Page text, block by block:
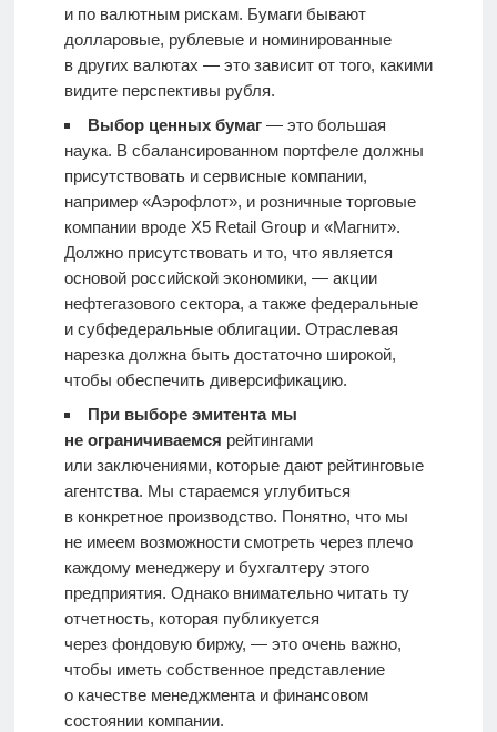
и по валютным рискам. Бумаги бывают
долларовые, рублевые и номинированные
в других валютах — это зависит от того, какими
видите перспективы рубля.
Выбор ценных бумаг — это большая
наука. В сбалансированном портфеле должны
присутствовать и сервисные компании,
например «Аэрофлот», и розничные торговые
компании вроде X5 Retail Group и «Магнит».
Должно присутствовать и то, что является
основой российской экономики, — акции
нефтегазового сектора, а также федеральные
и субфедеральные облигации. Отраслевая
нарезка должна быть достаточно широкой,
чтобы обеспечить диверсификацию.
При выборе эмитента мы
не ограничиваемся рейтингами
или заключениями, которые дают рейтинговые
агентства. Мы стараемся углубиться
в конкретное производство. Понятно, что мы
не имеем возможности смотреть через плечо
каждому менеджеру и бухгалтеру этого
предприятия. Однако внимательно читать ту
отчетность, которая публикуется
через фондовую биржу, — это очень важно,
чтобы иметь собственное представление
о качестве менеджмента и финансовом
состоянии компании.